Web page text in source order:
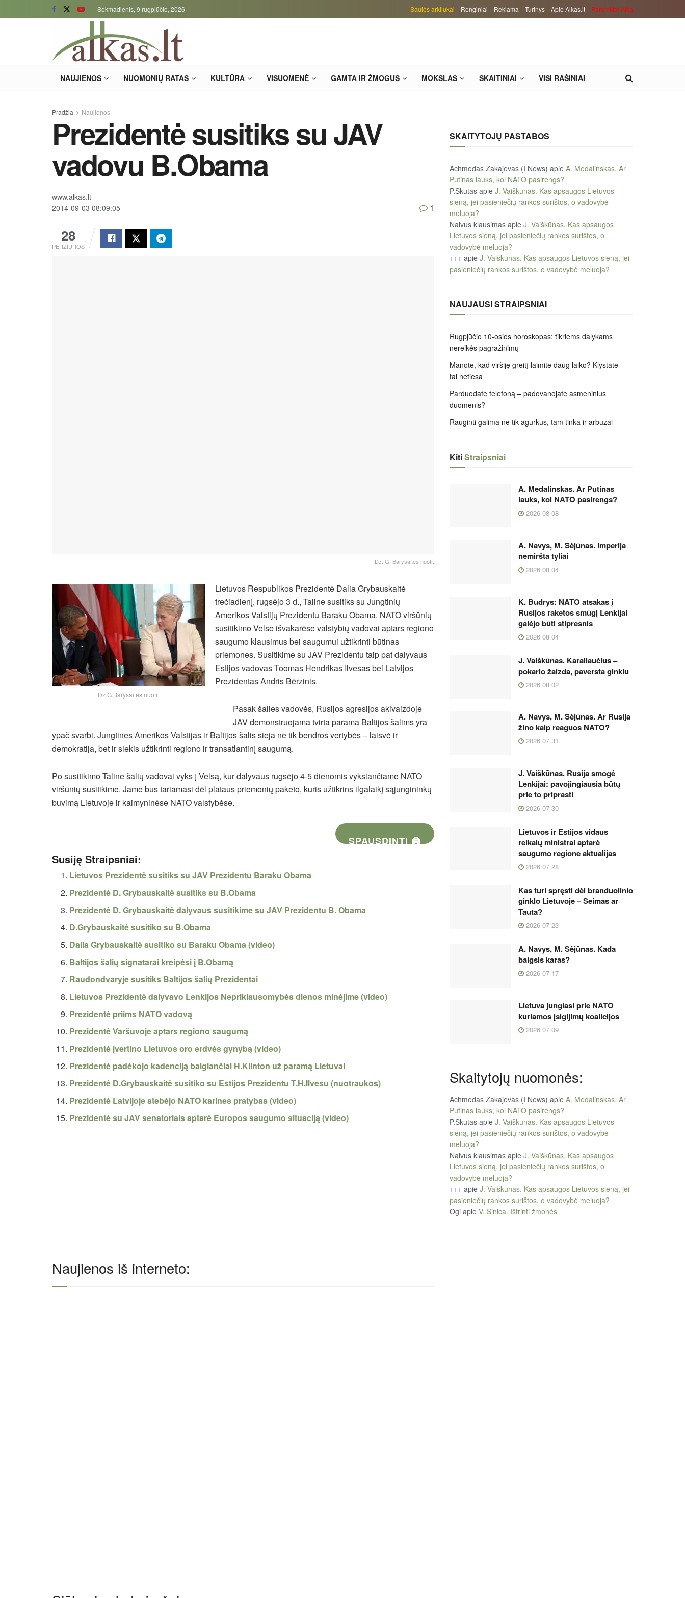
Sekmadienis, 9 rugpjūčio, 2026 Saulės arkliukai Renginiai Reklama Turinys Apie Alkas.lt Paremkite Alką
NAUJIENOS NUOMONIŲ RATAS KULTŪRA VISUOMENĖ GAMTA IR ŽMOGUS MOKSLAS SKAITINIAI VISI RAŠINIAI
Pradžia Naujienos
Prezidentė susitiks su JAV
vadovu B.Obama
www.alkas.lt
2014-09-03 08:09:05
28
PERŽIŪROS
1
Dž. G. Barysaitės nuotr.
Dž.G.Barysaitės nuotr.
Lietuvos Respublikos Prezidentė Dalia Grybauskaitė
trečiadienį, rugsėjo 3 d., Taline susitiks su Jungtinių
Amerikos Valstijų Prezidentu Baraku Obama. NATO viršūnių
susitikimo Velse išvakarėse valstybių vadovai aptars regiono
saugumo klausimus bei saugumui užtikrinti būtinas
priemones. Susitikime su JAV Prezidentu taip pat dalyvaus
Estijos vadovas Toomas Hendrikas Ilvesas bei Latvijos
Prezidentas Andris Bėrzinis.
Pasak šalies vadovės, Rusijos agresijos akivaizdoje
JAV demonstruojama tvirta parama Baltijos šalims yra
ypač svarbi. Jungtines Amerikos Valstijas ir Baltijos šalis sieja ne tik bendros vertybės – laisvė ir
demokratija, bet ir siekis užtikrinti regiono ir transatlantinį saugumą.
Po susitikimo Taline šalių vadovai vyks į Velsą, kur dalyvaus rugsėjo 4-5 dienomis vyksiančiame NATO
viršūnių susitikime. Jame bus tariamasi dėl plataus priemonių paketo, kuris užtikrins ilgalaikį sąjungininkų
buvimą Lietuvoje ir kaimyninėse NATO valstybėse.
SPAUSDINTI 🖨
Susiję Straipsniai:
Lietuvos Prezidentė susitiks su JAV Prezidentu Baraku Obama
Prezidentė D. Grybauskaitė susitiks su B.Obama
Prezidentė D. Grybauskaitė dalyvaus susitikime su JAV Prezidentu B. Obama
D.Grybauskaitė susitiko su B.Obama
Dalia Grybauskaitė susitiko su Baraku Obama (video)
Baltijos šalių signatarai kreipėsi į B.Obamą
Raudondvaryje susitiks Baltijos šalių Prezidentai
Lietuvos Prezidentė dalyvavo Lenkijos Nepriklausomybės dienos minėjime (video)
Prezidentė priims NATO vadovą
Prezidentė Varšuvoje aptars regiono saugumą
Prezidentė įvertino Lietuvos oro erdvės gynybą (video)
Prezidentė padėkojo kadenciją baigiančiai H.Klinton už paramą Lietuvai
Prezidentė D.Grybauskaitė susitiko su Estijos Prezidentu T.H.Ilvesu (nuotraukos)
Prezidentė Latvijoje stebėjo NATO karines pratybas (video)
Prezidentė su JAV senatoriais aptarė Europos saugumo situaciją (video)
Naujienos iš interneto:
SKAITYTOJŲ PASTABOS
Achmedas Zakajevas (I News) apie A. Medalinskas. Ar
Putinas lauks, kol NATO pasirengs?
P.Skutas apie J. Vaiškūnas. Kas apsaugos Lietuvos
sieną, jei pasieniečių rankos surištos, o vadovybė
meluoja?
Naivus klausimas apie J. Vaiškūnas. Kas apsaugos
Lietuvos sieną, jei pasieniečių rankos surištos, o
vadovybė meluoja?
+++ apie J. Vaiškūnas. Kas apsaugos Lietuvos sieną, jei
pasieniečių rankos surištos, o vadovybė meluoja?
NAUJAUSI STRAIPSNIAI
Rugpjūčio 10-osios horoskopas: tikriems dalykams
nereikės pagražinimų
Manote, kad viršiję greitį laimite daug laiko? Klystate −
tai netiesa
Parduodate telefoną – padovanojate asmeninius
duomenis?
Rauginti galima ne tik agurkus, tam tinka ir arbūzai
KitiStraipsniai
A. Medalinskas. Ar Putinas
lauks, kol NATO pasirengs?
2026 08 08
A. Navys, M. Sėjūnas. Imperija
nemiršta tyliai
2026 08 04
K. Budrys: NATO atsakas į
Rusijos raketos smūgį Lenkijai
galėjo būti stipresnis
2026 08 04
J. Vaiškūnas. Karaliaučius –
pokario žaizda, paversta ginklu
2026 08 02
A. Navys, M. Sėjūnas. Ar Rusija
žino kaip reaguos NATO?
2026 07 31
J. Vaiškūnas. Rusija smogė
Lenkijai: pavojingiausia būtų
prie to priprasti
2026 07 30
Lietuvos ir Estijos vidaus
reikalų ministrai aptarė
saugumo regione aktualijas
2026 07 28
Kas turi spręsti dėl branduolinio
ginklo Lietuvoje – Seimas ar
Tauta?
2026 07 23
A. Navys, M. Sėjūnas. Kada
baigsis karas?
2026 07 17
Lietuva jungiasi prie NATO
kuriamos įsigijimų koalicijos
2026 07 09
Skaitytojų nuomonės:
Achmedas Zakajevas (I News) apie A. Medalinskas. Ar
Putinas lauks, kol NATO pasirengs?
P.Skutas apie J. Vaiškūnas. Kas apsaugos Lietuvos
sieną, jei pasieniečių rankos surištos, o vadovybė
meluoja?
Naivus klausimas apie J. Vaiškūnas. Kas apsaugos
Lietuvos sieną, jei pasieniečių rankos surištos, o
vadovybė meluoja?
+++ apie J. Vaiškūnas. Kas apsaugos Lietuvos sieną, jei
pasieniečių rankos surištos, o vadovybė meluoja?
Ogi apie V. Sinica. Ištrinti žmonės